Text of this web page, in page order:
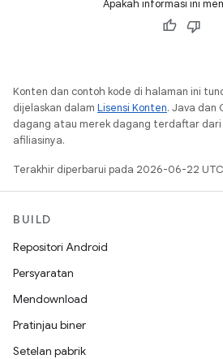
Apakah informasi ini
Konten dan contoh kode di halaman ini
dijelaskan dalam Lisensi Konten. Java dan
dagang atau merek dagang terdaftar
afiliasinya.
Terakhir diperbarui pada 2026-06-22
BUILD
Repositori Android
Persyaratan
Mendownload
Pratinjau biner
Setelan pabrik